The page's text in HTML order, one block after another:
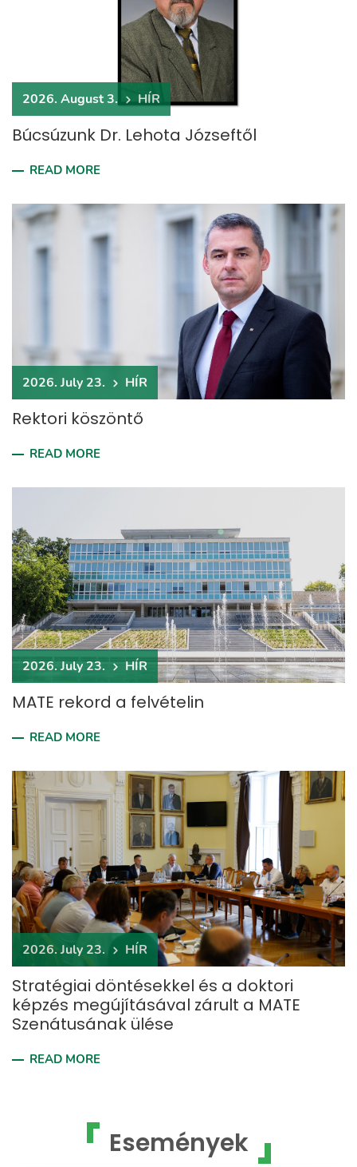
2026. August 3. HÍR
Búcsúzunk Dr. Lehota Józseftől
READ MORE
2026. July 23. HÍR
Rektori köszöntő
READ MORE
2026. July 23. HÍR
MATE rekord a felvételin
READ MORE
2026. July 23. HÍR
Stratégiai döntésekkel és a doktori
képzés megújításával zárult a MATE
Szenátusának ülése
READ MORE
Események